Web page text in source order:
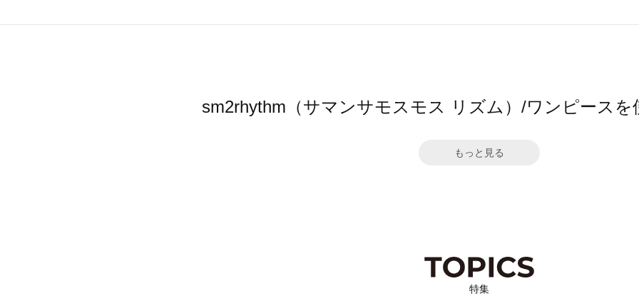
sm2rhythm（サマンサモスモス リズム）/ワンピース
もっと見る
特集